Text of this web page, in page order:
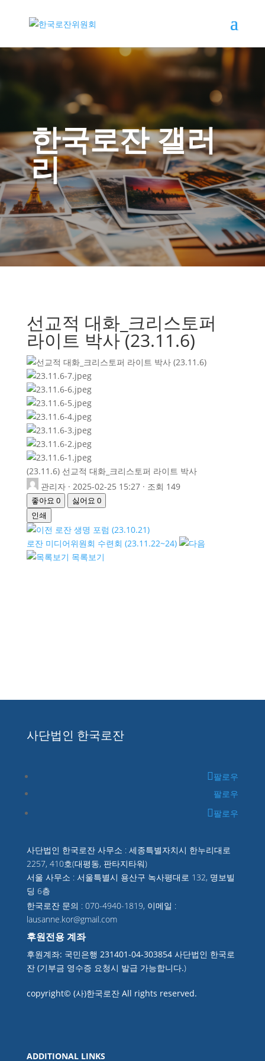
한국로잔 갤러
리
선교적 대화_크리스토퍼
라이트 박사 (23.11.6)
(23.11.6) 선교적 대화_크리스토퍼 라이트 박사
관리자 · 2025-02-25 15:27 · 조회 149
좋아요 0 싫어요 0
인쇄
로잔 생명 포럼 (23.10.21)
로잔 미디어위원회 수련회 (23.11.22~24)
목록보기
사단법인 한국로잔
팔로우
팔로우
팔로우
사단법인 한국로잔 사무소 : 세종특별자치시 한누리대로
2257, 410호(대평동, 판타지타워)
서울 사무소 : 서울특별시 용산구 녹사평대로 132, 명보빌
딩 6층
한국로잔 문의 : 070-4940-1819, 이메일 :
lausanne.kor@gmail.com
후원전용 계좌
후원계좌: 국민은행 231401-04-303854 사단법인 한국로
잔 (기부금 영수증 요청시 발급 가능합니다.)
copyright© (사)한국로잔 All rights reserved.
ADDITIONAL LINKS